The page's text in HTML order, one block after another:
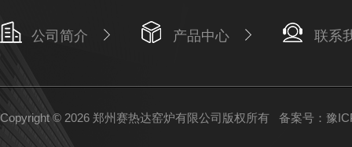
公司简介 产品中心 联系
Copyright © 2026 郑州赛热达窑炉有限公司版权所有 备案号：豫